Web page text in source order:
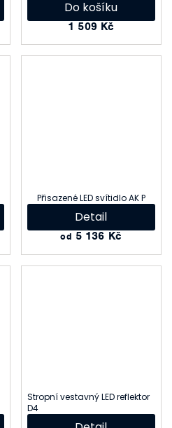
1 509 Kč
Do košíku
Přisazené LED svítidlo AK P
od 5 136 Kč
Detail
Stropní vestavný LED reflektor
D4